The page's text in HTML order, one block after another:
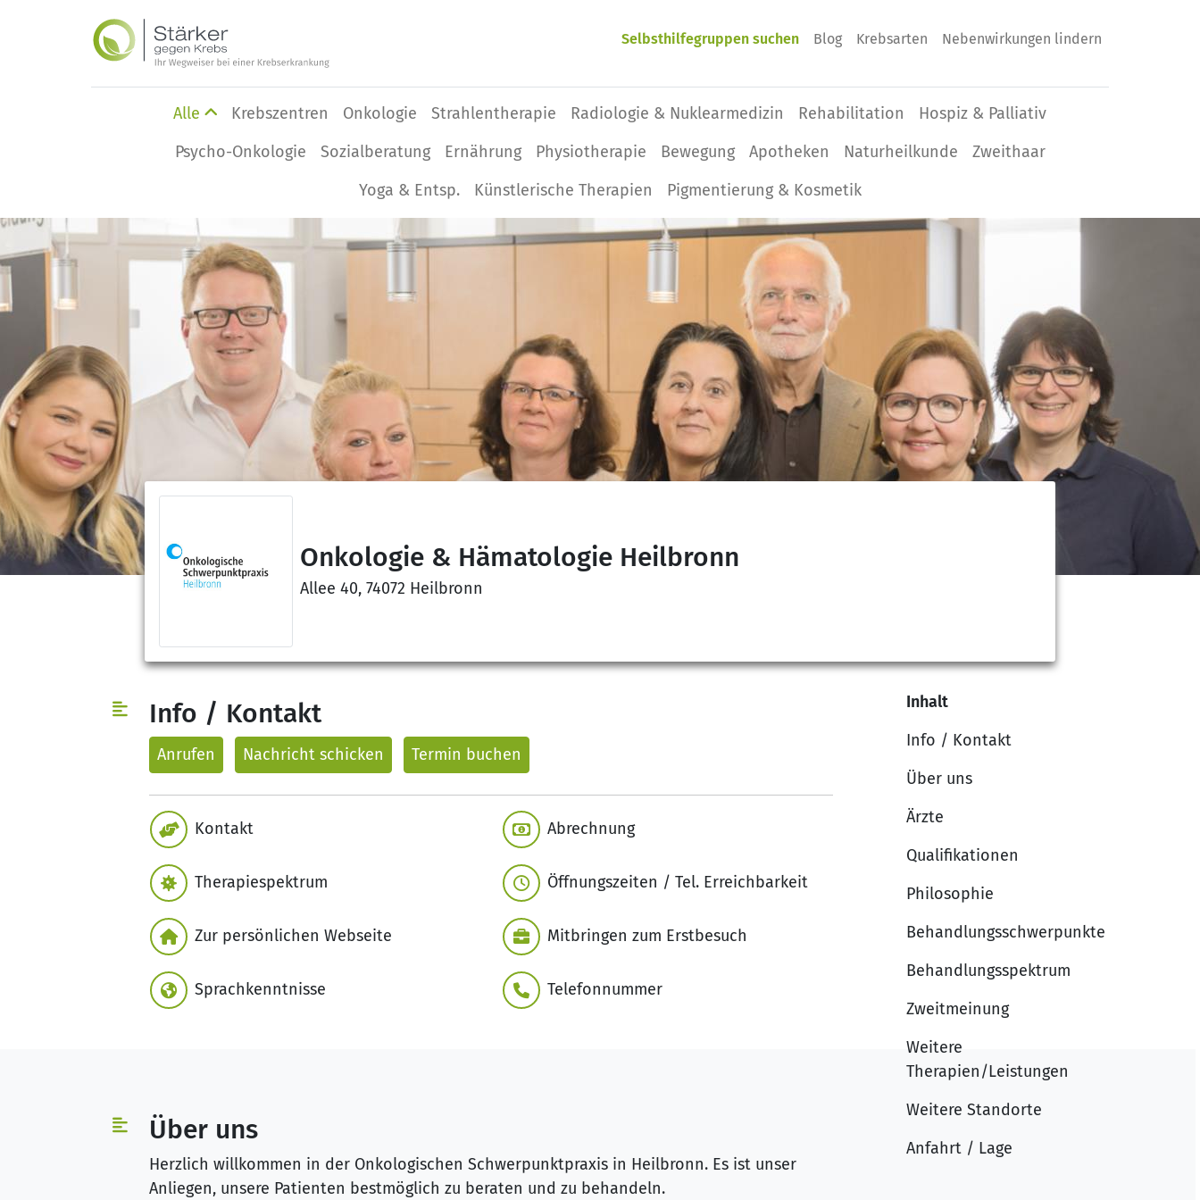
Selbsthilfegruppen suchen Blog Krebsarten Nebenwirkungen lindern
Alle Krebszentren Onkologie Strahlentherapie Radiologie & Nuklearmedizin Rehabilitation
Hospiz & Palliativ
Psycho-Onkologie
Sozialberatung Ernährung Physio­therapie Bewegung Apotheken Naturheilkunde
Zweithaar
Yoga & Entsp.
Künstlerische Therapien Pigmentierung & Kosmetik
Onkologie & Hämatologie Heilbronn
Allee 40, 74072 Heilbronn
Info / Kontakt
Anrufen Nachricht schicken Termin buchen
Kontakt
Therapiespektrum
Zur persönlichen Webseite
Sprachkenntnisse
Abrechnung
Öffnungszeiten / Tel. Erreichbarkeit
Mitbringen zum Erstbesuch
Telefonnummer
Über uns
Herzlich willkommen in der Onkologischen Schwerpunktpraxis in Heilbronn. Es ist unser
Anliegen, unsere Patienten bestmöglich zu beraten und zu behandeln.
Inhalt
Info / Kontakt
Über uns
Ärzte
Qualifikationen
Philosophie
Behandlungsschwerpunkte
Behandlungsspektrum
Zweitmeinung
Weitere
Therapien/Leistungen
Weitere Standorte
Anfahrt / Lage